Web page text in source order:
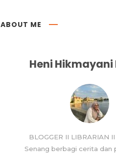
ABOUT ME
Heni Hikmayani
BLOGGER II LIBRARIAN
Senang berbagi cerita dan